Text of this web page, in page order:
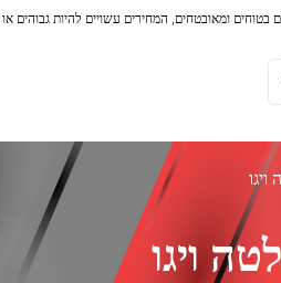
בטוחים ומאובטחים, המחירים עשויים להיות גבוהים
ויגו